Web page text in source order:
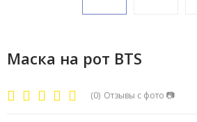
Маска на рот BTS
(0) Отзывы с фото 📷